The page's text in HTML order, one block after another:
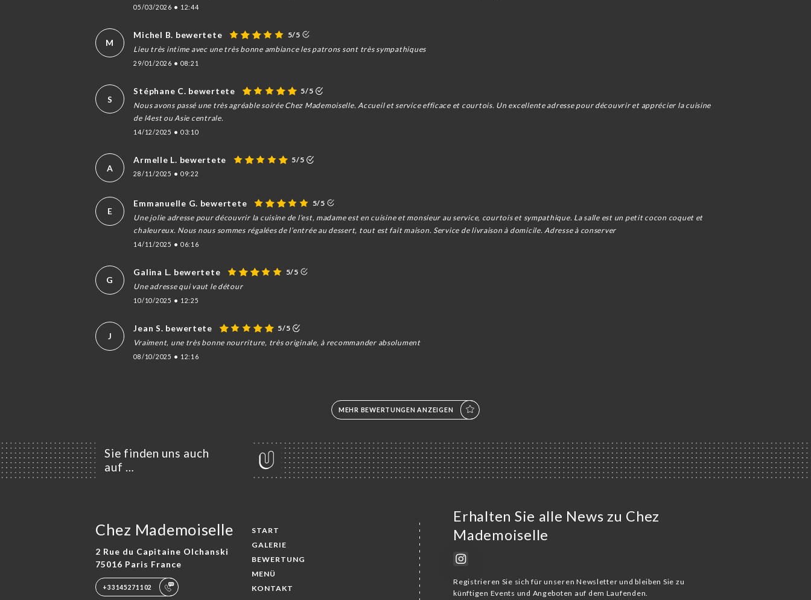
05/03/2026 • 12:44
M
Michel B. bewertete
5/5
Lieu très intime avec une très bonne ambiance les patrons sont très sympathiques
29/01/2026 • 08:21
S
Stéphane C. bewertete
5/5
Nous avons passé une très agréable soirée Chez Mademoiselle. Accueil et service efficace et courtois. Un excellente adresse pour découvrir et apprécier la cuisine
de l4est ou Asie centrale.
14/12/2025 • 03:10
A
Armelle L. bewertete 5/5
28/11/2025 • 09:22
E
Emmanuelle G. bewertete
5/5
Une jolie adresse pour découvrir la cuisine de l’est, madame est en cuisine et monsieur au service, courtois et sympathique. La salle est un petit cocon coquet et
chaleureux. Nous nous sommes régalées de l’entrée au dessert, tout est fait maison. Service de livraison à domicile. Adresse à conserver
14/11/2025 • 06:16
G
Galina L. bewertete
5/5
Une adresse qui vaut le détour
10/10/2025 • 12:25
J
Jean S. bewertete
5/5
Vraiment, une très bonne nourriture, très originale, à recommander absolument
08/10/2025 • 12:16
MEHR BEWERTUNGEN ANZEIGEN
Sie finden uns auch
auf …
Chez Mademoiselle
2 Rue du Capitaine Olchanski
75016 Paris France
+33145271102
START
GALERIE
BEWERTUNG
MENÜ
KONTAKT
Erhalten Sie alle News zu Chez
Mademoiselle
Registrieren Sie sich für unseren Newsletter und bleiben Sie zu
künftigen Events und Angeboten auf dem Laufenden.